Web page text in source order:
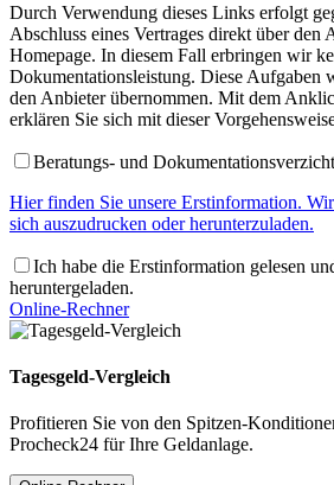
Durch Verwendung dieses Links erfolgt
Abschluss eines Vertrages direkt über den
Homepage. In diesem Fall erbringen wir
Dokumentationsleistung. Diese Aufgaben
den Anbieter übernommen. Mit dem
erklären Sie sich mit dieser
Beratungs- und Dokumentationsverzicht
Hier finden Sie unsere Erstinformation.
sich auszudrucken oder herunterzuladen.
Ich habe die Erstinformation gelesen
heruntergeladen.
Online-Rechner
Tagesgeld-Vergleich
Profitieren Sie von den Spitzen-
Procheck24 für Ihre Geldanlage.